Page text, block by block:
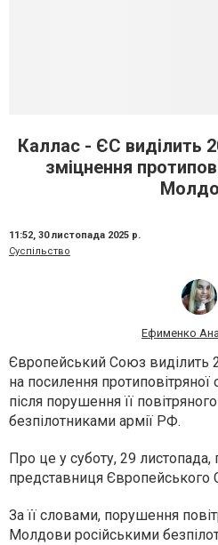
Каллас - ЄС виділить
зміцнення
11:52, 30 листопада 2025 р.
Суспільство
Ефименко
Європейський Союз виділить
на посилення
після порушення її
безпілотниками армії РФ.
Про це у суботу, 29
представниця Європейського
За її словами, порушення
Молдови російськими